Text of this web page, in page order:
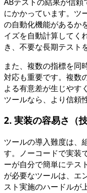
にかかっています。ツ
の自動化機能があるか
イズを自動計算してく
き、不要な長期テスト
また、複数の指標を同
対応も重要です。複数
よる有意差が生じやす
ツールなら、より信頼
2. 実装の容易さ（
ツールの導入難度は、
す。ノーコードで実装
ーが自分で簡単にテス
が必要なツールは、エ
スト実施のハードルが